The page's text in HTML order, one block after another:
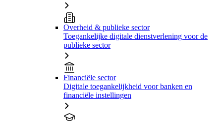
Overheid & publieke sector
Toegankelijke digitale dienstverlening voor de
publieke sector
Financiële sector
Digitale toegankelijkheid voor banken en
financiële instellingen